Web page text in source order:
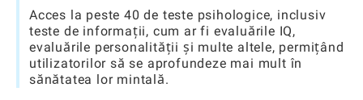
Acces la peste 40 de teste psihologice, inclusiv
teste de informații, cum ar fi evaluările IQ,
evaluările personalității și multe altele, permițând
utilizatorilor să se aprofundeze mai mult în
sănătatea lor mintală.